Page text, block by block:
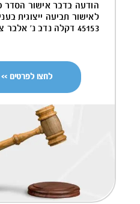
הודעה בדבר אישור
45153 דקלה נדב נ' אלבר ציי רכב
לחצו לפרטים >>